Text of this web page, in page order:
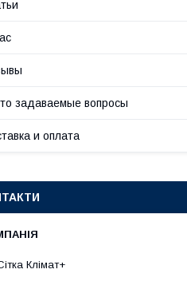
задаваемые вопросы
и оплата
Клімат+